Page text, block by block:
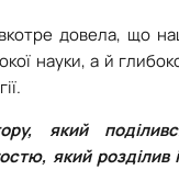
вкотре довела, що
науки, а й
який
який розділив